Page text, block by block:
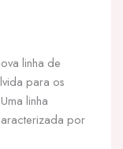
linha de
para os
linha
por